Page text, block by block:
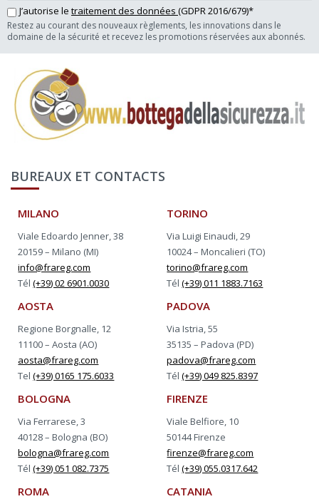
J’autorise le traitement des données (GDPR 2016/679)*
Restez au courant des nouveaux règlements, les innovations dans le
domaine de la sécurité et recevez les promotions réservées aux abonnés.
BUREAUX ET CONTACTS
MILANO
Viale Edoardo Jenner, 38
20159 – Milano (MI)
info@frareg.com
Tél(+39) 02 6901.0030
TORINO
Via Luigi Einaudi, 29
10024 – Moncalieri (TO)
torino@frareg.com
Tél(+39) 011 1883.7163
AOSTA
Regione Borgnalle, 12
11100 – Aosta (AO)
aosta@frareg.com
Tel(+39) 0165 175.6033
PADOVA
Via Istria, 55
35135 – Padova (PD)
padova@frareg.com
Tél(+39) 049 825.8397
BOLOGNA
Via Ferrarese, 3
40128 – Bologna (BO)
bologna@frareg.com
Tél(+39) 051 082.7375
FIRENZE
Viale Belfiore, 10
50144 Firenze
firenze@frareg.com
Tél(+39) 055.0317.642
ROMA CATANIA